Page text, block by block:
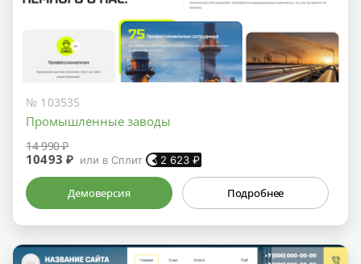
№ 103535
Промышленные заводы
14 990 ₽
10493 ₽ или в Сплит 2 623 ₽
Демоверсия Подробнее